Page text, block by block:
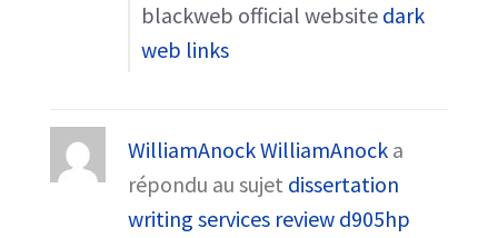
blackweb official website dark
web links
WilliamAnock WilliamAnock a
répondu au sujet dissertation
writing services review d905hp